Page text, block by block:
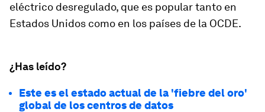
eléctrico desregulado, que es popular tanto en
Estados Unidos como en los países de la OCDE.
¿Has leído?
Este es el estado actual de la 'fiebre del oro'
global de los centros de datos